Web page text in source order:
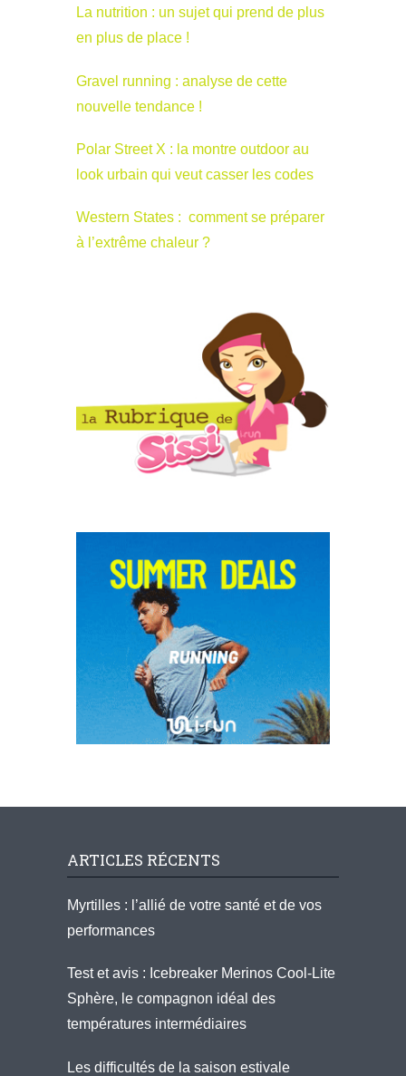
La nutrition : un sujet qui prend de plus
en plus de place !
Gravel running : analyse de cette
nouvelle tendance !
Polar Street X : la montre outdoor au
look urbain qui veut casser les codes
Western States : comment se préparer
à l’extrême chaleur ?
ARTICLES RÉCENTS
Myrtilles : l’allié de votre santé et de vos
performances
Test et avis : Icebreaker Merinos Cool-Lite
Sphère, le compagnon idéal des
températures intermédiaires
Les difficultés de la saison estivale